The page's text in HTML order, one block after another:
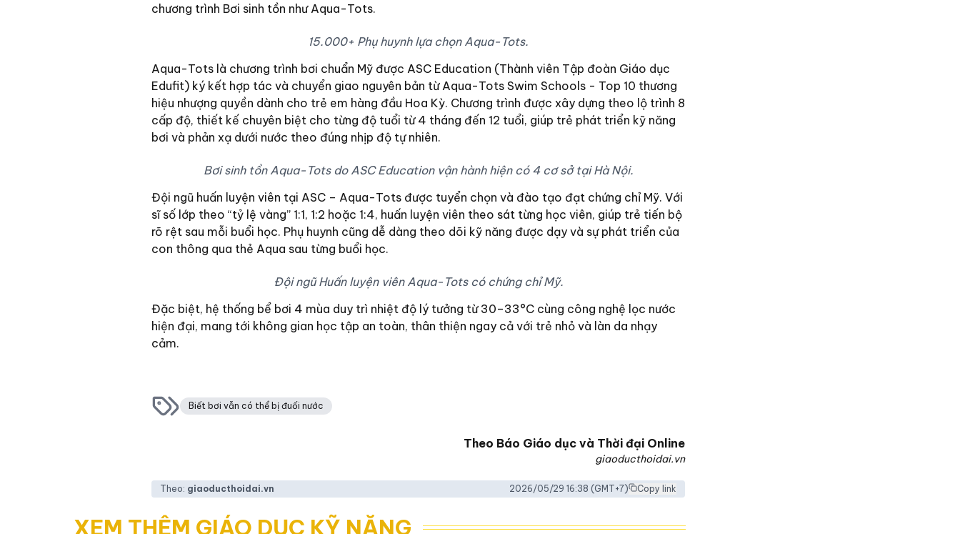
chương trình Bơi sinh tồn như Aqua-Tots.
15.000+ Phụ huynh lựa chọn Aqua-Tots.
Aqua-Tots là chương trình bơi chuẩn Mỹ được ASC Education (Thành viên Tập đoàn Giáo dục
Edufit) ký kết hợp tác và chuyển giao nguyên bản từ Aqua-Tots Swim Schools - Top 10 thương
hiệu nhượng quyền dành cho trẻ em hàng đầu Hoa Kỳ. Chương trình được xây dựng theo lộ trình 8
cấp độ, thiết kế chuyên biệt cho từng độ tuổi từ 4 tháng đến 12 tuổi, giúp trẻ phát triển kỹ năng
bơi và phản xạ dưới nước theo đúng nhịp độ tự nhiên.
Bơi sinh tồn Aqua-Tots do ASC Education vận hành hiện có 4 cơ sở tại Hà Nội.
Đội ngũ huấn luyện viên tại ASC – Aqua-Tots được tuyển chọn và đào tạo đạt chứng chỉ Mỹ. Với
sĩ số lớp theo “tỷ lệ vàng” 1:1, 1:2 hoặc 1:4, huấn luyện viên theo sát từng học viên, giúp trẻ tiến bộ
rõ rệt sau mỗi buổi học. Phụ huynh cũng dễ dàng theo dõi kỹ năng được dạy và sự phát triển của
con thông qua thẻ Aqua sau từng buổi học.
Đội ngũ Huấn luyện viên Aqua-Tots có chứng chỉ Mỹ.
Đặc biệt, hệ thống bể bơi 4 mùa duy trì nhiệt độ lý tưởng từ 30–33°C cùng công nghệ lọc nước
hiện đại, mang tới không gian học tập an toàn, thân thiện ngay cả với trẻ nhỏ và làn da nhạy
cảm.
Biết bơi vẫn có thể bị đuối nước
Theo Báo Giáo dục và Thời đại Online
giaoducthoidai.vn
Theo: giaoducthoidai.vn 2026/05/29 16:38 (GMT+7) Copy link
XEM THÊM GIÁO DỤC KỸ NĂNG